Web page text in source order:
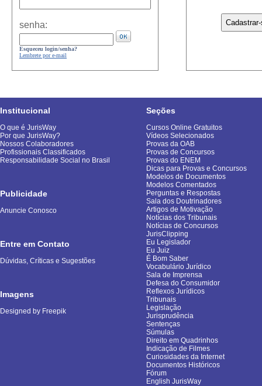
senha:
Esqueceu login/senha?
Lembrete por e-mail
Institucional
O que é JurisWay
Por que JurisWay?
Nossos Colaboradores
Profissionais Classificados
Responsabilidade Social no Brasil
Publicidade
Anuncie Conosco
Entre em Contato
Dúvidas, Críticas e Sugestões
Imagens
Designed by Freepik
Seções
Cursos Online Gratuitos
Vídeos Selecionados
Provas da OAB
Provas de Concursos
Provas do ENEM
Dicas para Provas e Concursos
Modelos de Documentos
Modelos Comentados
Perguntas e Respostas
Sala dos Doutrinadores
Artigos de Motivação
Notícias dos Tribunais
Notícias de Concursos
JurisClipping
Eu Legislador
Eu Juiz
É Bom Saber
Vocabulário Jurídico
Sala de Imprensa
Defesa do Consumidor
Reflexos Jurídicos
Tribunais
Legislação
Jurisprudência
Sentenças
Súmulas
Direito em Quadrinhos
Indicação de Filmes
Curiosidades da Internet
Documentos Históricos
Fórum
English JurisWay